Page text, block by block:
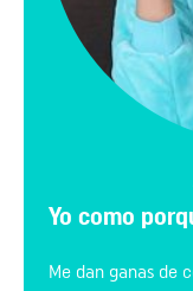
Yo como
Me dan ganas de